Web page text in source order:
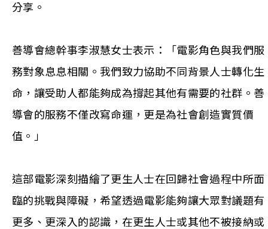
分享。
善導會總幹事李淑慧女士表示：「電影角色與我們服
務對象息息相關。我們致力協助不同背景人士轉化生
命，讓受助人都能夠成為撐起其他有需要的社群。善
導會的服務不僅改寫命運，更是為社會創造實質價
值。」
這部電影深刻描繪了更生人士在回歸社會過程中所面
臨的挑戰與障礙，希望透過電影能夠讓大眾對議題有
更多、更深入的認識，在更生人士或其他不被接納或